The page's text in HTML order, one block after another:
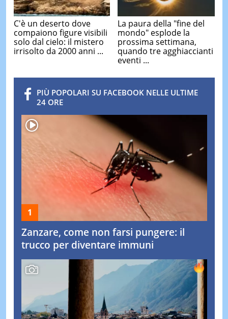
C'è un deserto dove
compaiono figure visibili
solo dal cielo: il mistero
irrisolto da 2000 anni ...
La paura della "fine del
mondo" esplode la
prossima settimana,
quando tre agghiaccianti
eventi ...
PIÙ POPOLARI SU FACEBOOK NELLE ULTIME
24 ORE
Zanzare, come non farsi pungere: il
trucco per diventare immuni